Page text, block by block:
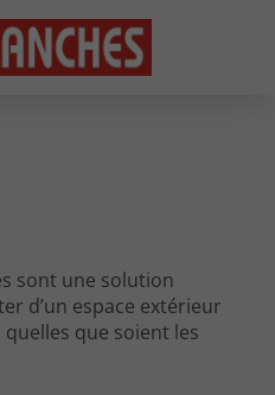
sont une solution
d’un espace extérieur
que soient les